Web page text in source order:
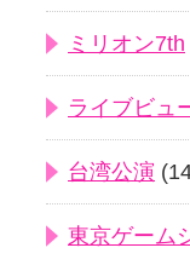
ミリオン7th
ライブビュ
台湾公演
東京ゲーム